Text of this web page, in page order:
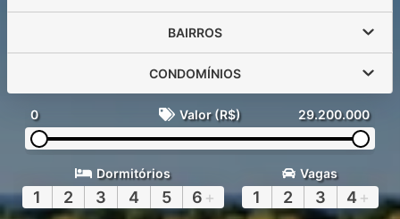
BAIRROS
CONDOMÍNIOS
0 Valor (R$) 29.200.000
Dormitórios
1 2 3 4 5 6 +
Vagas
1 2 3 4 +